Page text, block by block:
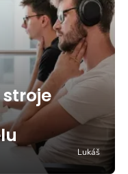
Lukáš